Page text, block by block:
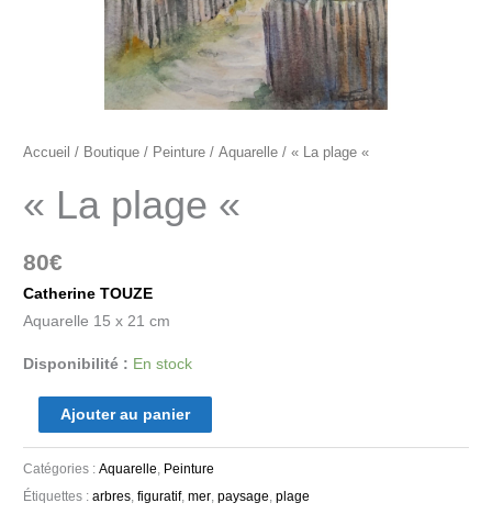
Accueil / Boutique / Peinture /Aquarelle / « La plage «
« La plage «
80€
Catherine TOUZE
Aquarelle 15 x 21 cm
Disponibilité : En stock
Ajouter au panier
Catégories :Aquarelle Peinture
Étiquettes :arbres ,figuratif,mer ,paysage ,plage